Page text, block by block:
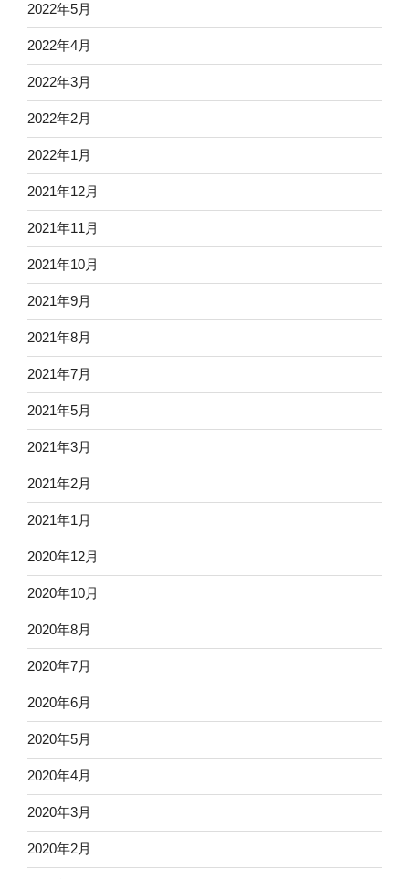
2022年5月
2022年4月
2022年3月
2022年2月
2022年1月
2021年12月
2021年11月
2021年10月
2021年9月
2021年8月
2021年7月
2021年5月
2021年3月
2021年2月
2021年1月
2020年12月
2020年10月
2020年8月
2020年7月
2020年6月
2020年5月
2020年4月
2020年3月
2020年2月